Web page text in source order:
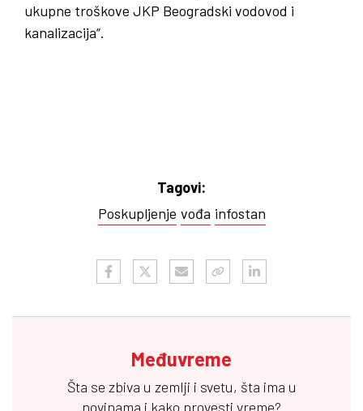
ukupne troškove JKP Beogradski vodovod i
kanalizacija“.
Tagovi:
Poskupljenje vođa infostan
Međuvreme
Šta se zbiva u zemlji i svetu, šta ima u
novinama i kako provesti vreme?